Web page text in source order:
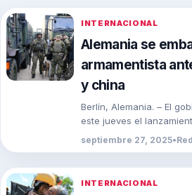
INTERNACIONAL
Alemania se
armamentista
y china
Berlín, Alemania. – El
este jueves el
defensa espacial
de […]
septiembre 27, 2025•
INTERNACIONAL